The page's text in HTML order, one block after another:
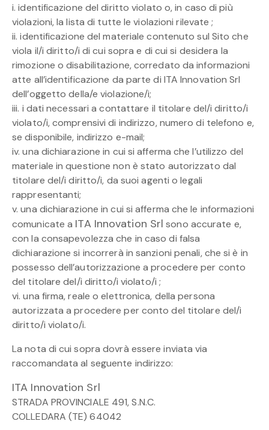
i. identificazione del diritto violato o, in caso di più
violazioni, la lista di tutte le violazioni rilevate ;
ii. identificazione del materiale contenuto sul Sito che
viola il/i diritto/i di cui sopra e di cui si desidera la
rimozione o disabilitazione, corredato da informazioni
atte all’identificazione da parte di ITA Innovation Srl
dell’oggetto della/e violazione/i;
iii. i dati necessari a contattare il titolare del/i diritto/i
violato/i, comprensivi di indirizzo, numero di telefono e,
se disponibile, indirizzo e-mail;
iv. una dichiarazione in cui si afferma che l’utilizzo del
materiale in questione non è stato autorizzato dal
titolare del/i diritto/i, da suoi agenti o legali
rappresentanti;
v. una dichiarazione in cui si afferma che le informazioni
comunicate a ITA Innovation Srl sono accurate e,
con la consapevolezza che in caso di falsa
dichiarazione si incorrerà in sanzioni penali, che si è in
possesso dell’autorizzazione a procedere per conto
del titolare del/i diritto/i violato/i ;
vi. una firma, reale o elettronica, della persona
autorizzata a procedere per conto del titolare del/i
diritto/i violato/i.
La nota di cui sopra dovrà essere inviata via
raccomandata al seguente indirizzo:
ITA Innovation Srl
STRADA PROVINCIALE 491, S.N.C.
COLLEDARA (TE) 64042